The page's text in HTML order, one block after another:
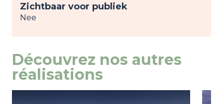
Zichtbaar voor publiek
Nee
Découvrez nos autres
réalisations